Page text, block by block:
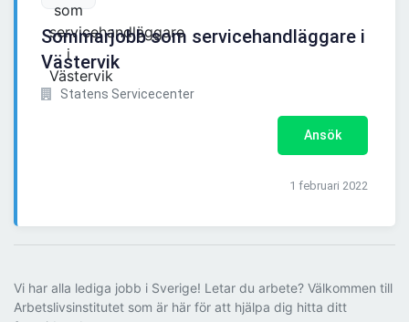
Sommarjobb som servicehandläggare i
Västervik
Statens Servicecenter
Ansök
1 februari 2022
Vi har alla lediga jobb i Sverige! Letar du arbete? Välkommen till
Arbetslivsinstitutet som är här för att hjälpa dig hitta ditt